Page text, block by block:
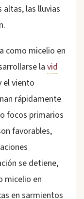
las lluvias
como micelio en
la vid
el viento
rápidamente
focos primarios
favorables,
se detiene,
micelio en
en sarmientos